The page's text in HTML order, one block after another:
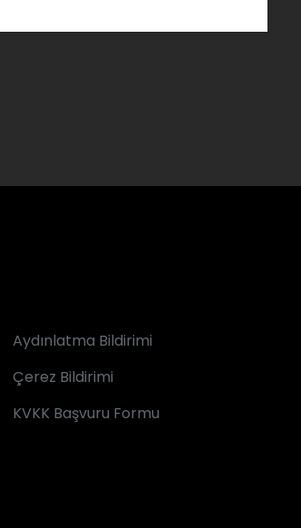
Aydınlatma Bildirimi
Çerez Bildirimi
KVKK Başvuru Formu